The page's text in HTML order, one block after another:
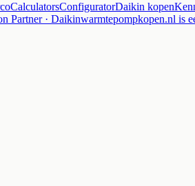
CalculatorsConfiguratorDaikin kopen
Partner · Daikinwarmtepompkopen.nl is